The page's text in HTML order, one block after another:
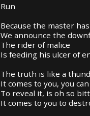
Run
Because the master
We announce the
The rider of malice
Is feeding his ulcer of
The truth is like a
It comes to you, you
To reveal it, is oh so
It comes to you to